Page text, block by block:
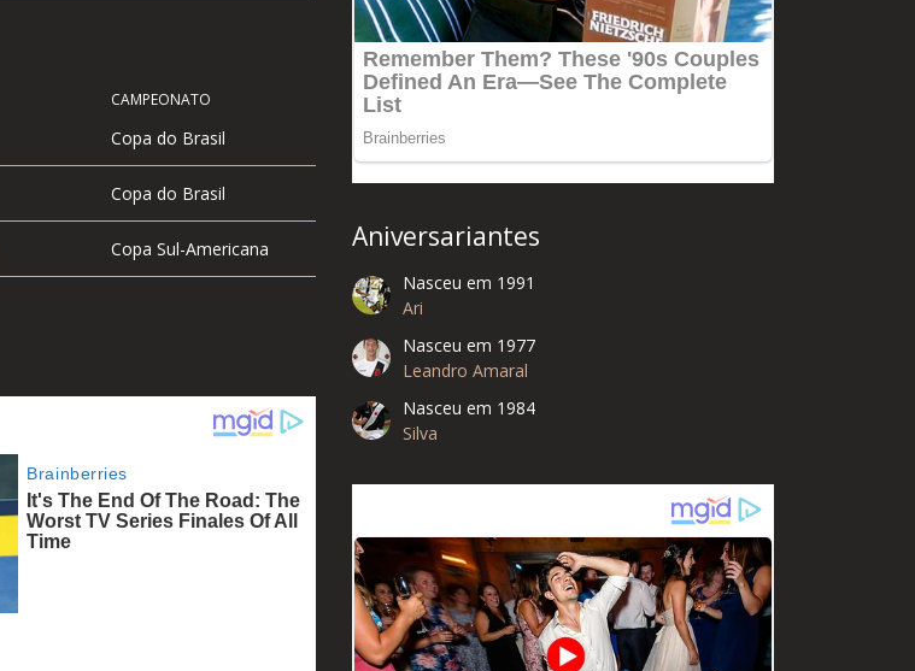
CAMPEONATO
Copa do Brasil
Copa do Brasil
Copa Sul-Americana Aniversariantes
Nasceu em 1991
Ari
Nasceu em 1977
Leandro Amaral
Nasceu em 1984
Silva